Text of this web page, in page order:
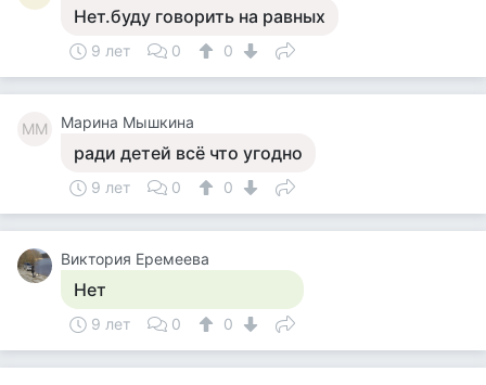
Нет.буду говорить на равных
9 лет 0 0
ММ Марина Мышкина
ради детей всё что угодно
9 лет 0 0
Виктория Еремеева
Нет
9 лет 0 0